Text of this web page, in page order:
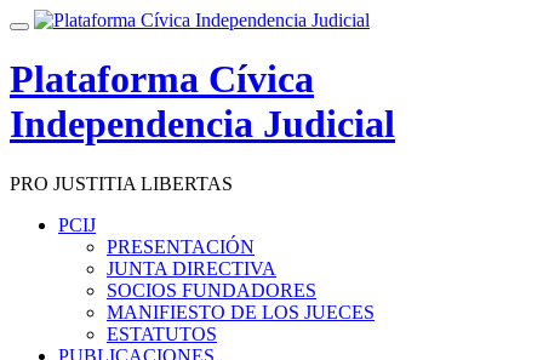
Saltar
Cambiar
Plataforma Cívica
Independencia Judicial
PRO JUSTITIA LIBERTAS
PCIJ
PRESENTACIÓN
JUNTA DIRECTIVA
SOCIOS FUNDADORES
MANIFIESTO DE LOS JUECES
ESTATUTOS
PUBLICACIONES